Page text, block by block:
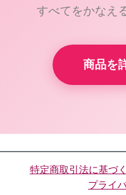
すべてをかなえ
商品を
特定商取引法に基づ
プライ